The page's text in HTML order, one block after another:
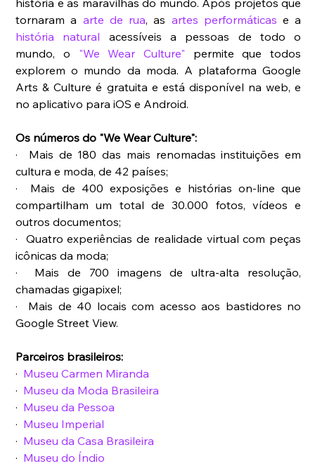
tornaram a arte de rua, as artes performáticas
história natural acessíveis a pessoas de todo o
mundo, o "We Wear Culture" permite que todos
explorem o mundo da moda. A plataforma Google
Arts & Culture é gratuita e está disponível na web, e
no aplicativo para iOS e Android.
Os números do "We Wear Culture":
·  Mais de 180 das mais renomadas instituições em
cultura e moda, de 42 países;
·  Mais de 400 exposições e histórias on-line que
compartilham um total de 30.000 fotos, vídeos e
outros documentos;
·  Quatro experiências de realidade virtual com peças
icônicas da moda;
·  Mais de 700 imagens de ultra-alta resolução,
chamadas gigapixel;
·  Mais de 40 locais com acesso aos bastidores no
Google Street View.
Parceiros brasileiros:
· Museu Carmen Miranda
· Museu da Moda Brasileira
· Museu da Pessoa
· Museu Imperial
· Museu da Casa Brasileira
· Museu do Índio